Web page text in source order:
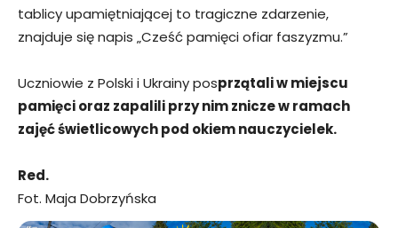
tablicy upamiętniającej to tragiczne zdarzenie,
znajduje się napis „Cześć pamięci ofiar faszyzmu.”
Uczniowie z Polski i Ukrainy posprzątali w miejscu
pamięci oraz zapalili przy nim znicze w ramach
zajęć świetlicowych pod okiem nauczycielek.
Red.
Fot. Maja Dobrzyńska